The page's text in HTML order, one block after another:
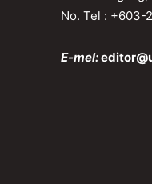
No. Tel : +603-
E-mel: